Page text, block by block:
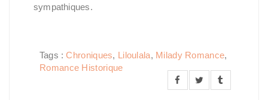
sympathiques.
Tags :Chroniques, Liloulala, Milady Romance,
Romance Historique